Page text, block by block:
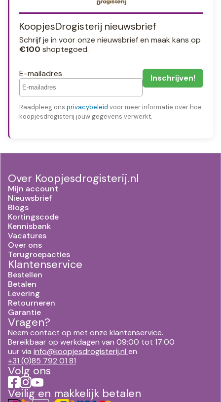
KoopjesDrogisterij nieuwsbrief
Schrijf je in voor onze nieuwsbrief en maak kans op
€100 shoptegoed.
E-mailadres
Raadpleeg ons privacybeleid voor meer informatie over hoe
koopjesdrogisterij jouw gegevens verwerkt.
Over Koopjesdrogisterij.nl
Mijn account
Nieuwsbrief
Blogs
Kortingscode
Kennisbank
Vacatures
Over ons
Terugroepacties
Klantenservice
Bestellen
Betalen
Levering
Retourneren
Garantie
Vragen?
Neem contact op met onze klantenservice.
Bereikbaar op werkdagen van 09:00 tot 17:00
uur via info@koopjesdrogisterij.nl en
+31 (0)85 792 01 81
Volg ons
Veilig en makkelijk betalen